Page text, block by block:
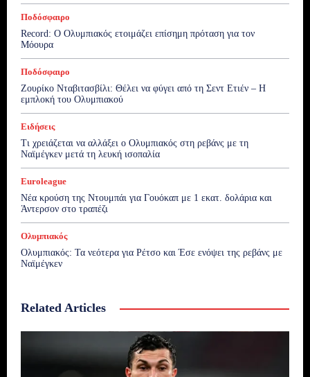
Ποδόσφαιρο
Record: Ο Ολυμπιακός ετοιμάζει επίσημη πρόταση για τον
Μόουρα
Ποδόσφαιρο
Ζουρίκο Νταβιτασβίλι: Θέλει να φύγει από τη Σεντ Ετιέν – Η
εμπλοκή του Ολυμπιακού
Ειδήσεις
Τι χρειάζεται να αλλάξει ο Ολυμπιακός στη ρεβάνς με τη
Ναϊμέγκεν μετά τη λευκή ισοπαλία
Euroleague
Νέα κρούση της Ντουμπάι για Γουόκαπ με 1 εκατ. δολάρια και
Άντερσον στο τραπέζι
Ολυμπιακός
Ολυμπιακός: Τα νεότερα για Ρέτσο και Έσε ενόψει της ρεβάνς με
Ναϊμέγκεν
Related Articles